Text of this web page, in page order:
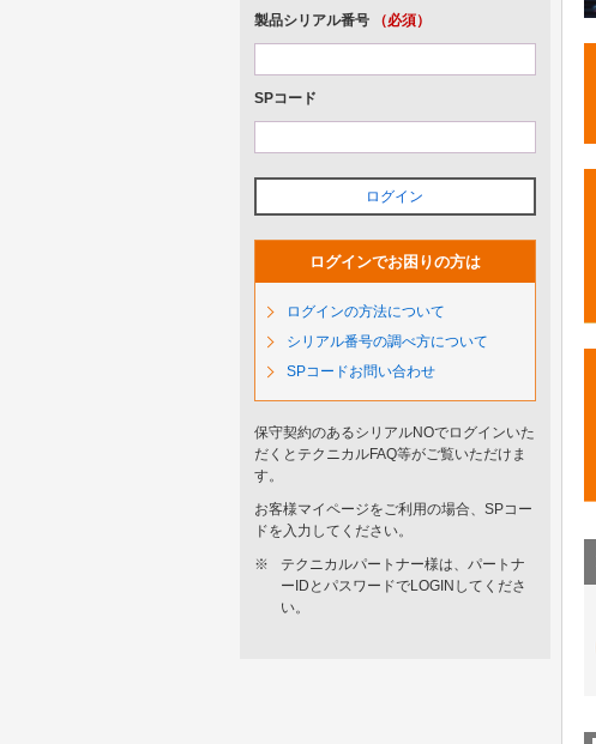
製品シリアル番号 （必須）
SPコード
ログイン
ログインでお困りの方は
ログインの方法について
シリアル番号の調べ方について
SPコードお問い合わせ
保守契約のあるシリアルNOでログインいた
だくとテクニカルFAQ等がご覧いただけま
す。
お客様マイページをご利用の場合、SPコー
ドを入力してください。
※
テクニカルパートナー様は、パートナ
ーIDとパスワードでLOGINしてくださ
い。